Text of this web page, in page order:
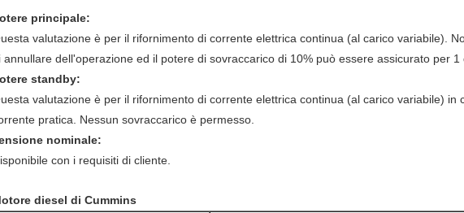
principale:
valutazione è per il rifornimento di corrente elettrica continua (al carico variabile).
annullare dell'operazione ed il potere di sovraccarico di 10% può essere assicurato per 1
standby:
valutazione è per il rifornimento di corrente elettrica continua (al carico variabile) in
pratica. Nessun sovraccarico è permesso.
nominale:
con i requisiti di cliente.
diesel di Cummins